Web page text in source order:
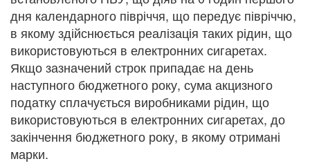
дня календарного півріччя, що передує півріччю,
в якому здійснюється реалізація таких рідин, що
використовуються в електронних сигаретах.
Якщо зазначений строк припадає на день
наступного бюджетного року, сума акцизного
податку сплачується виробниками рідин, що
використовуються в електронних сигаретах, до
закінчення бюджетного року, в якому отримані
марки.